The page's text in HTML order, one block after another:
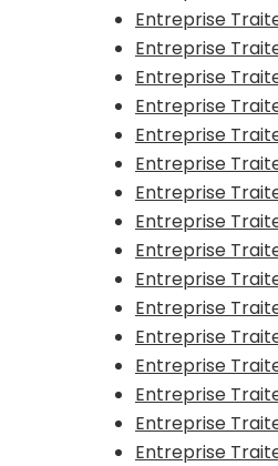
Entreprise
Entreprise
Entreprise
Entreprise
Entreprise
Entreprise
Entreprise
Entreprise
Entreprise
Entreprise
Entreprise
Entreprise
Entreprise
Entreprise
Entreprise
Entreprise